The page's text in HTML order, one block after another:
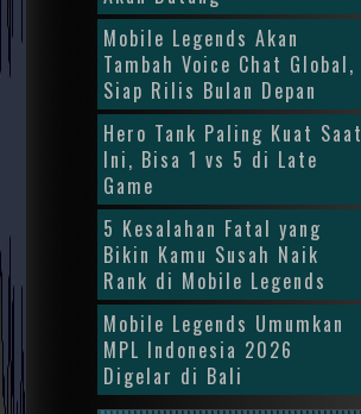
Mobile Legends Akan
Tambah Voice Chat Global,
Siap Rilis Bulan Depan
Hero Tank Paling Kuat Saat
Ini, Bisa 1 vs 5 di Late
Game
5 Kesalahan Fatal yang
Bikin Kamu Susah Naik
Rank di Mobile Legends
Mobile Legends Umumkan
MPL Indonesia 2026
Digelar di Bali